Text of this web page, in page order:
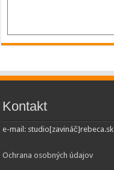
Kontakt
e-mail: studio[zavináč]rebeca.sk
Ochrana osobných údajov